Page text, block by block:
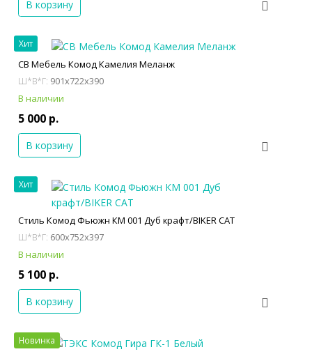
В корзину
Хит
СВ Мебель Комод Камелия Меланж
Ш*В*Г: 901x722x390
В наличии
5 000 р.
В корзину
Хит
Стиль Комод Фьюжн КМ 001 Дуб крафт/BIKER CAT
Ш*В*Г: 600x752x397
В наличии
5 100 р.
В корзину
Новинка